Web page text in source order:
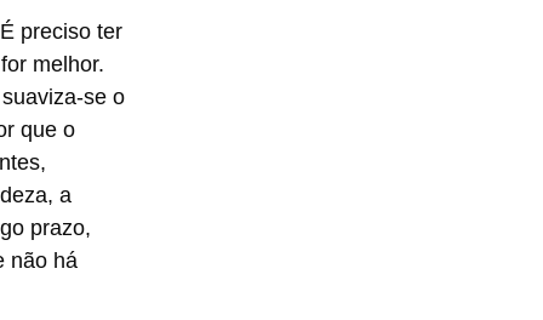
preciso ter
melhor.
se o
que o
a
prazo,
não há